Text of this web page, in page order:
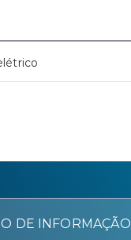
DE INFORMAÇÃO